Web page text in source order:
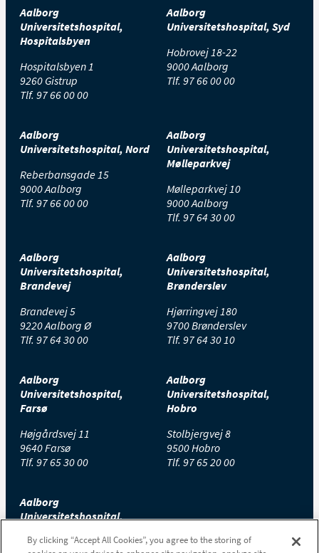
Aalborg
Universitetshospital,
Hospitalsbyen
Hospitalsbyen 1
9260 Gistrup
Tlf. 97 66 00 00
Aalborg
Universitetshospital, Syd
Hobrovej 18-22
9000 Aalborg
Tlf. 97 66 00 00
Aalborg
Universitetshospital, Nord
Reberbansgade 15
9000 Aalborg
Tlf. 97 66 00 00
Aalborg
Universitetshospital,
Mølleparkvej
Mølleparkvej 10
9000 Aalborg
Tlf. 97 64 30 00
Aalborg
Universitetshospital,
Brandevej
Brandevej 5
9220 Aalborg Ø
Tlf. 97 64 30 00
Aalborg
Universitetshospital,
Brønderslev
Hjørringvej 180
9700 Brønderslev
Tlf. 97 64 30 10
Aalborg
Universitetshospital,
Farsø
Højgårdsvej 11
9640 Farsø
Tlf. 97 65 30 00
Aalborg
Universitetshospital,
Hobro
Stolbjergvej 8
9500 Hobro
Tlf. 97 65 20 00
Aalborg
Universitetshospital,
By clicking “Accept All Cookies”, you agree to the storing of